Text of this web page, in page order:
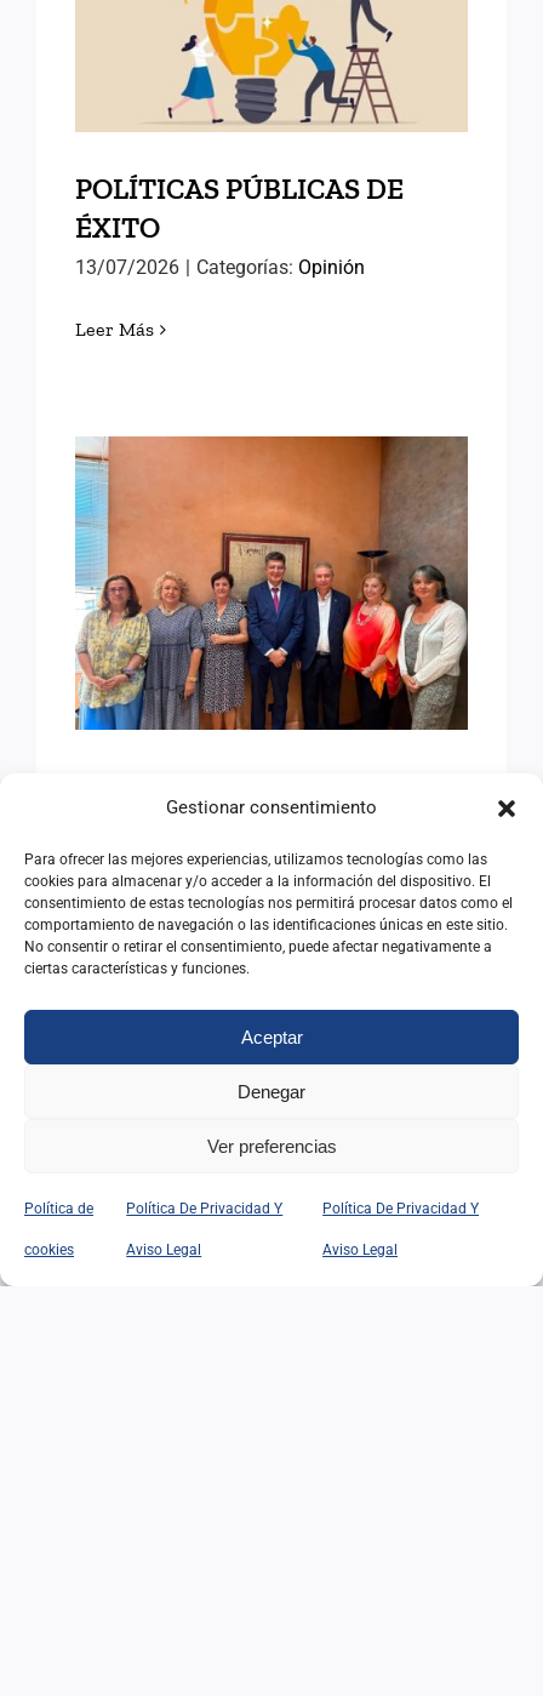
Gestionar consentimiento
Para ofrecer las mejores experiencias, utilizamos tecnologías como las
cookies para almacenar y/o acceder a la información del dispositivo. El
consentimiento de estas tecnologías nos permitirá procesar datos como el
comportamiento de navegación o las identificaciones únicas en este sitio.
No consentir o retirar el consentimiento, puede afectar negativamente a
ciertas características y funciones.
Aceptar
Denegar
Ver preferencias
Política de
cookies
Política De Privacidad Y
Aviso Legal
Política De Privacidad Y
Aviso Legal
POLÍTICAS PÚBLICAS DE
ÉXITO
POLÍTICAS PÚBLICAS DE
ÉXITO
13/07/2026 | Categorías: Opinión
Leer Más
AVANZANDO HACIA EL
SEMINARIO
INTERNACIONAL DE
ANTIGUOS ALUMNOS DEL
INAP
SEMINARIO
INTERNACIONAL DE
ANTIGUOS ALUMNOS DEL
INAP
08/07/2026
DISCRIMINACIÓN